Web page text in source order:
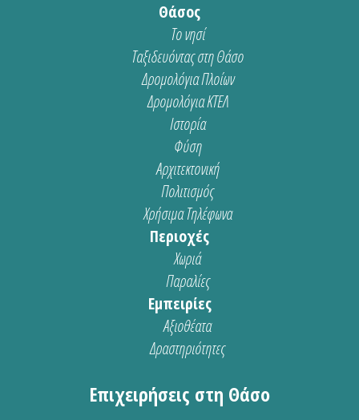
Θάσος
Το νησί
Ταξιδευόντας στη Θάσο
Δρομολόγια Πλοίων
Δρομολόγια ΚΤΕΛ
Ιστορία
Φύση
Αρχιτεκτονική
Πολιτισμός
Χρήσιμα Τηλέφωνα
Περιοχές
Χωριά
Παραλίες
Εμπειρίες
Αξιοθέατα
Δραστηριότητες
Επιχειρήσεις στη Θάσο